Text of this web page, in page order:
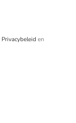
Privacybeleid en